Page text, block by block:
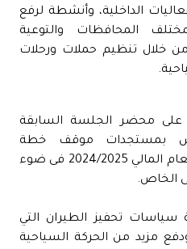
الداخلية، وأنشطة لرفع
المحافظات والتوعية
من خلال تنظيم حملات ورحلات
على محضر الجلسة السابقة
بمستجدات موقف خطة
المعارض السياحية الدولية للعام المالي 2024/2025 فى ضوء
الخاص.
تحفيز الطيران التي
مزيد من الحركة السياحية